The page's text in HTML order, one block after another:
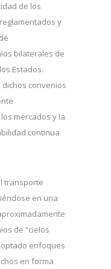
de los
y
bilaterales de
Estados.
convenios
mercados y la
continua
transporte
en una
de “cielos
enfoques
en forma